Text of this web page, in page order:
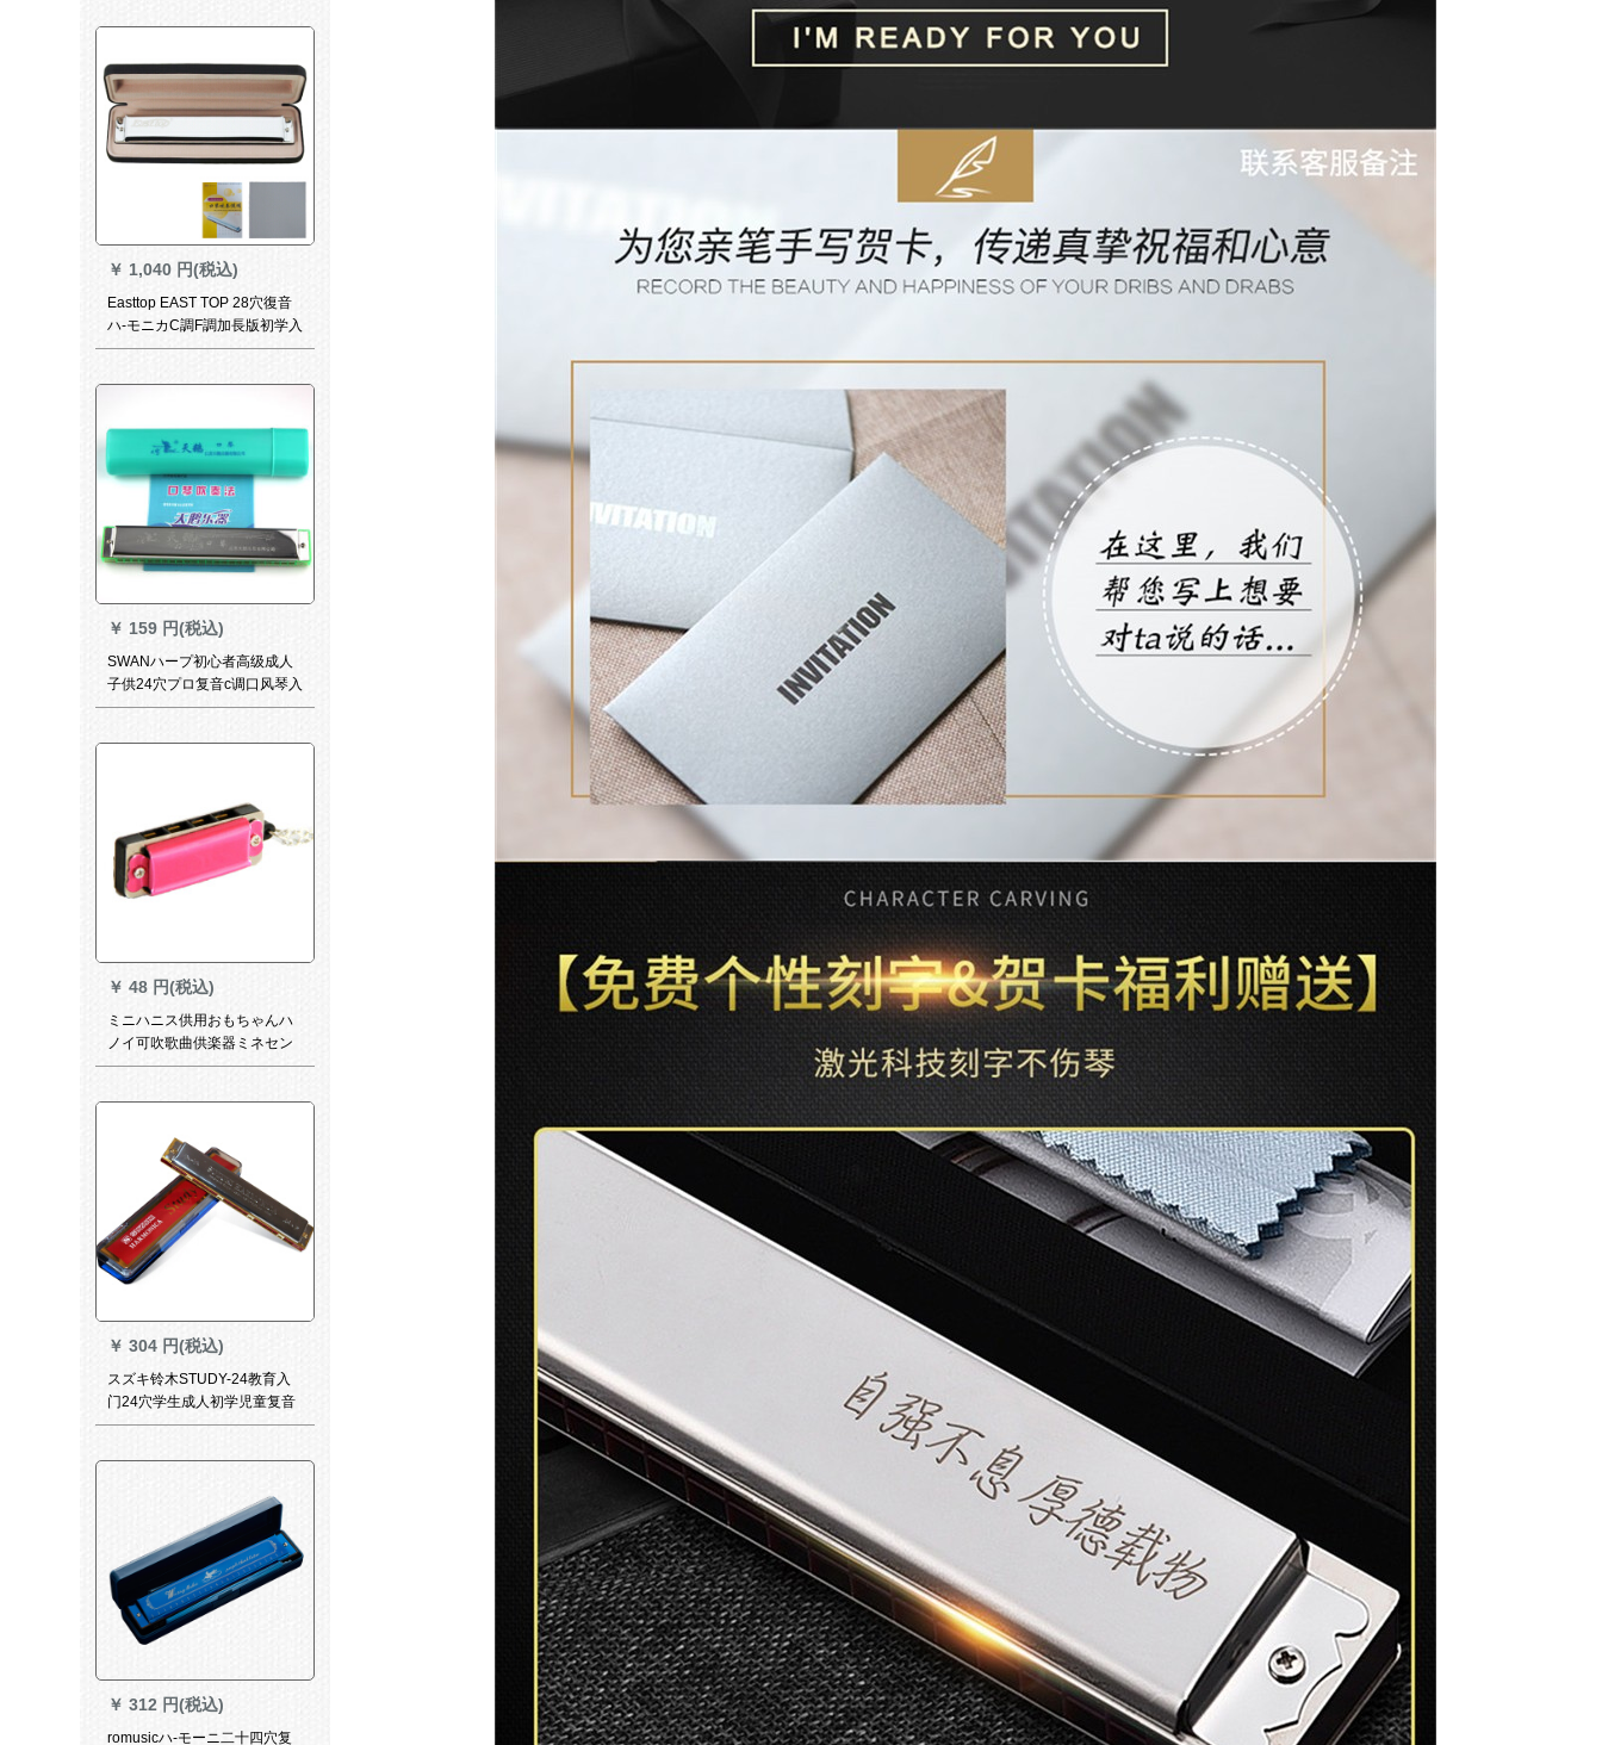
￥ 1,040 円(税込)
Easttop EAST TOP 28穴復音
ハ-モニカC調F調加長版初学入
門幅音域奏琴F調
￥ 159 円(税込)
SWANハープ初心者高级成人
子供24穴プロ复音c调口风琴入
门自修アックハーツスポーツ
￥ 48 円(税込)
ミニハニス供用おもちゃんハ
ノイ可吹歌曲供楽器ミネセン
ス4穴8音ハノイ学生の日プロ
￥ 304 円(税込)
スズキ铃木STUDY-24教育入
门24穴学生成人初学児童复音
ハ-モニカク调
￥ 312 円(税込)
romusicハ-モーニ二十四穴复